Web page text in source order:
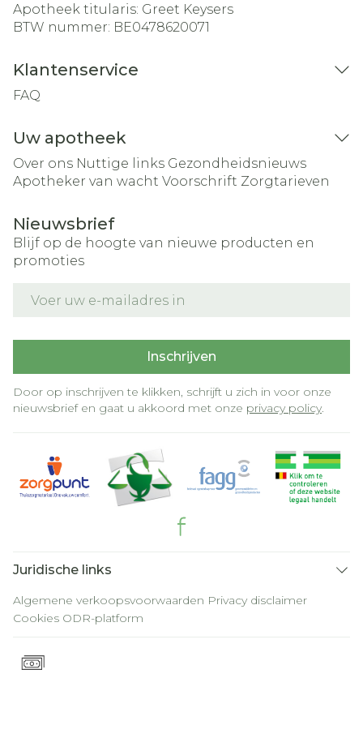
Apotheek titularis: Greet Keysers
BTW nummer: BE0478620071
Klantenservice
FAQ
Uw apotheek
Over ons Nuttige links Gezondheidsnieuws
Apotheker van wacht Voorschrift Zorgtarieven
Nieuwsbrief
Blijf op de hoogte van nieuwe producten en
promoties
Inschrijven
Door op inschrijven te klikken, schrijft u zich in voor onze
nieuwsbrief en gaat u akkoord met onze privacy policy.
Juridische links
Algemene verkoopsvoorwaarden Privacy disclaimer
Cookies ODR-platform